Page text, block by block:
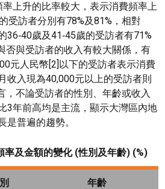
上升的比率較大，表示消費頻率上
受訪者分別有78%及81%，相對
36‑40歲及41‑45歲的受訪者有71%
否與受訪者的收入有較大關係，有
元人民幣[2]以下的受訪者表示消費
收入現為40,000元以上的受訪者則
，不論受訪者的性別、年齡或收入
3年前高均是主流，顯示大灣區內地
是普遍的趨勢。
率及金額的變化 (性別及年齡) (%)
年齡